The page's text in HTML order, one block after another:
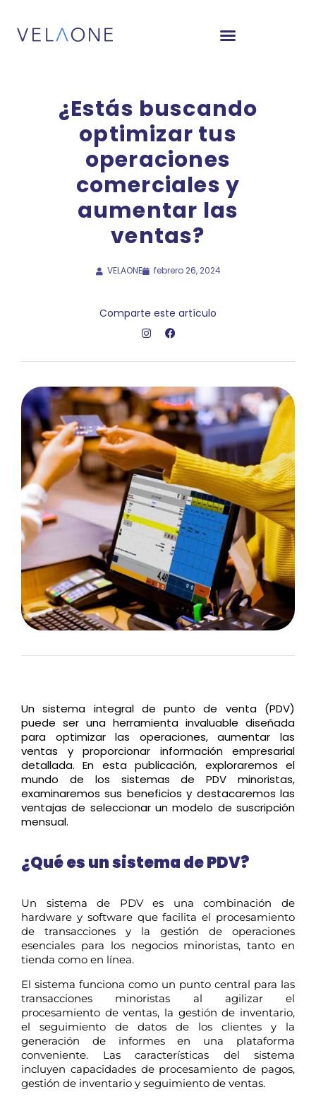
¿Estás buscando
optimizar tus
operaciones
comerciales y
aumentar las
ventas?
VELAONE febrero 26, 2024
Comparte este artículo
Un sistema integral de punto de venta (PDV)
puede ser una herramienta invaluable diseñada
para optimizar las operaciones, aumentar las
ventas y proporcionar información empresarial
detallada. En esta publicación, exploraremos el
mundo de los sistemas de PDV minoristas,
examinaremos sus beneficios y destacaremos las
ventajas de seleccionar un modelo de suscripción
mensual.
¿Qué es un sistema de PDV?
Un sistema de PDV es una combinación de
hardware y software que facilita el procesamiento
de transacciones y la gestión de operaciones
esenciales para los negocios minoristas, tanto en
tienda como en línea.
El sistema funciona como un punto central para las
transacciones minoristas al agilizar el
procesamiento de ventas, la gestión de inventario,
el seguimiento de datos de los clientes y la
generación de informes en una plataforma
conveniente. Las características del sistema
incluyen capacidades de procesamiento de pagos,
gestión de inventario y seguimiento de ventas.